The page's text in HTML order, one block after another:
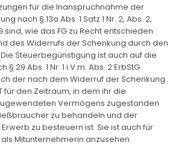
für die Inanspruchnahme der
nach § 13a Abs. 1 Satz 1 Nr. 2, Abs. 2,
sind, wie das FG zu Recht entschieden
des Widerrufs der Schenkung durch den
Steuerbegünstigung ist auch auf die
29 Abs. 1 Nr. 1 i.V.m. Abs. 2 ErbStG
der nach dem Widerruf der Schenkung
für den Zeitraum, in dem ihr die
Vermögens zugestanden
zu behandeln und der
zu besteuern ist. Sie ist auch für
Mitunternehmerin anzusehen.